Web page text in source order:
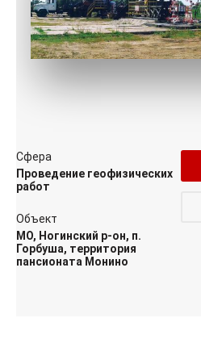
Сфера
Проведение геофизических
работ
Объект
МО, Ногинский р-он, п.
Горбуша, территория
пансионата Монино